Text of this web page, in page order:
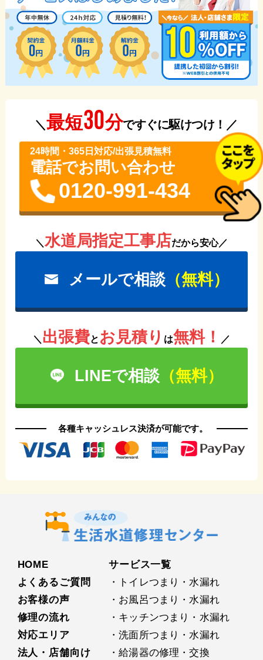
＼最短30分ですぐに駆けつけ！／
24時間・365⽇対応/出張見積無料
電話でお問い合わせ
0120-991-434
＼ 水道局指定工事店だから安心／
メールで相談（無料）
＼ 出張費と お見積り は無料！ ／
LINEで相談（無料）
各種キャッシュレス決済が可能です。
HOME
よくあるご質問
お客様の声
修理の流れ
対応エリア
法人・店舗向け
サービス⼀覧
・トイレつまり・水漏れ
・お⾵呂つまり・水漏れ
・キッチンつまり・水漏れ
・洗⾯所つまり・水漏れ
・給湯器の修理・交換